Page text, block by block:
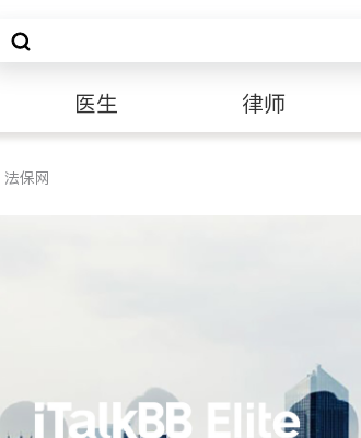
医生 律师
法保网